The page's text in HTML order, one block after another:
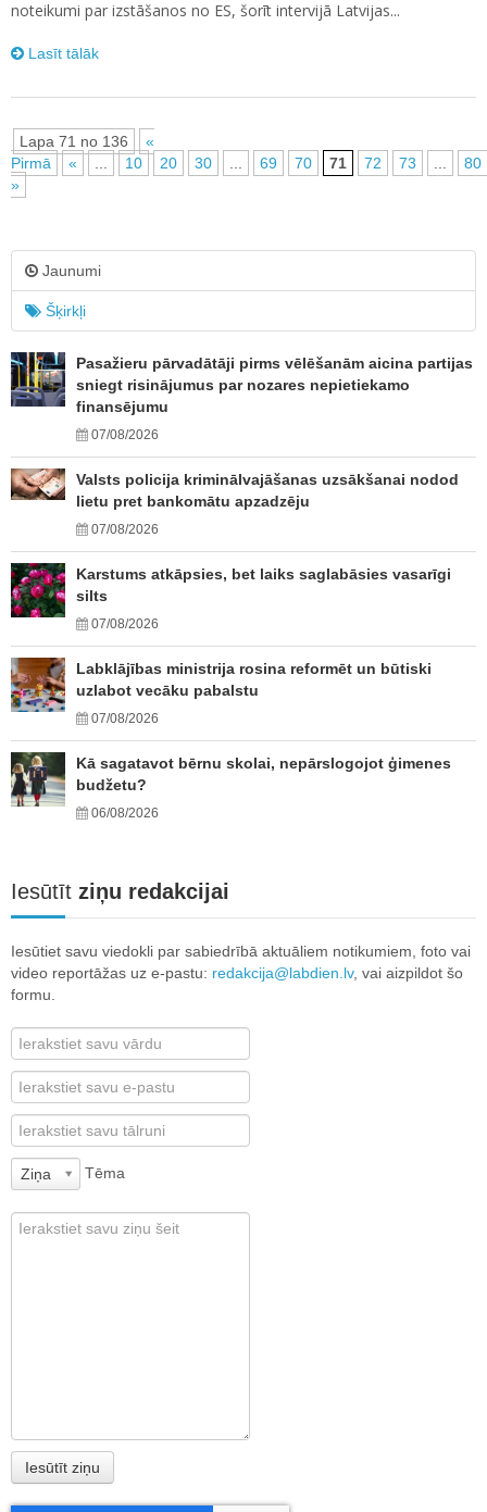
noteikumi par izstāšanos no ES, šorīt intervijā Latvijas...
Lasīt tālāk
Lapa 71 no 136
«
Pirmā
« 10 20 30 69 70 71 72 73
80
»
Jaunumi
Šķirkļi
Pasažieru pārvadātāji pirms vēlēšanām aicina partijas
sniegt risinājumus par nozares nepietiekamo
finansējumu
07/08/2026
Valsts policija kriminālvajāšanas uzsākšanai nodod
lietu pret bankomātu apzadzēju
07/08/2026
Karstums atkāpsies, bet laiks saglabāsies vasarīgi
silts
07/08/2026
Labklājības ministrija rosina reformēt un būtiski
uzlabot vecāku pabalstu
07/08/2026
Kā sagatavot bērnu skolai, nepārslogojot ģimenes
budžetu?
06/08/2026
Iesūtīt ziņu redakcijai
Iesūtiet savu viedokli par sabiedrībā aktuāliem notikumiem, foto vai
video reportāžas uz e-pastu: redakcija@labdien.lv, vai aizpildot šo
formu.
Ziņa Tēma